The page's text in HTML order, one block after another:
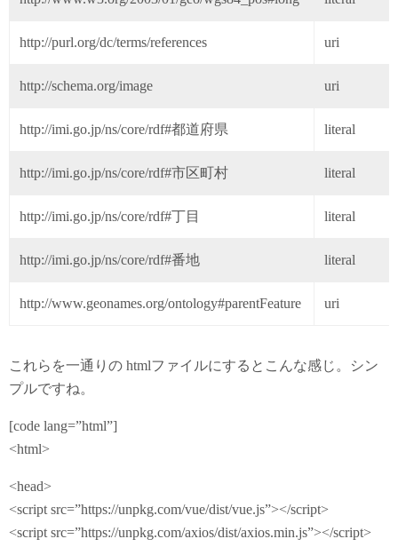
http://purl.org/dc/terms/references uri
http://schema.org/image uri
http://imi.go.jp/ns/core/rdf#都道府県 literal
http://imi.go.jp/ns/core/rdf#市区町村 literal
http://imi.go.jp/ns/core/rdf#丁目 literal
http://imi.go.jp/ns/core/rdf#番地 literal
http://www.geonames.org/ontology#parentFeature uri
これらを一通りの htmlファイルにするとこんな感じ。シン
プルですね。
[code lang=”html”]
<html>
<head>
<script src=”https://unpkg.com/vue/dist/vue.js”></script>
<script src=”https://unpkg.com/axios/dist/axios.min.js”></script>